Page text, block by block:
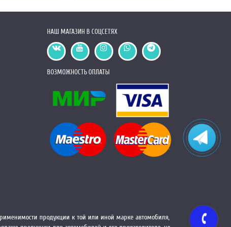
НАШ МАГАЗИН В СОЦСЕТЯХ
ВОЗМОЖНОСТЬ ОПЛАТЫ
продукции к той или иной марке автомобиля,